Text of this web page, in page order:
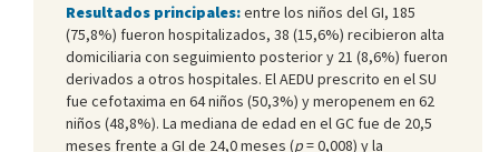
Resultados principales:entre los niños del GI, 185
(75,8%) fueron hospitalizados, 38 (15,6%) recibieron alta
domiciliaria con seguimiento posterior y 21 (8,6%) fueron
derivados a otros hospitales. El AEDU prescrito en el SU
fue cefotaxima en 64 niños (50,3%) y meropenem en 62
niños (48,8%). La mediana de edad en el GC fue de 20,5
meses frente a GI de 24,0 meses (p= 0,008) y la